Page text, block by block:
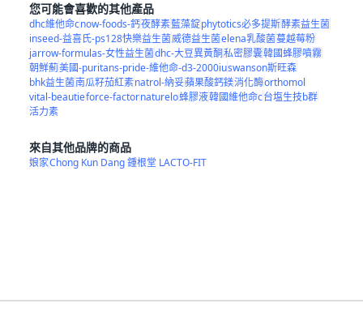
您可能會喜歡的其他產品
dhc維他命cnow-foods-鈣夜酵素藍藻錠phytotics必多提斯酵素益生菌
inseed-益喜氏-ps128快樂益生菌威德益生菌elena乳酸菌蔓越莓粉
jarrow-formulas-女性益生菌dhc-大豆異黃酮私密膠囊韓國蜂膠噴霧
朝鮮薊美國-puritans-pride-維他命-d3-2000iuswanson斯旺森
bhk益生菌南瓜籽茄紅素natrol-納妥蘋果酸鈣鎂消化酶orthomol
vital-beautieforce-factornaturelo蜂膠液韓國維他命c台塩生技b群
活力素
來自其他品牌的商品
娘家Chong Kun Dang 鍾根堂 LACTO-FIT